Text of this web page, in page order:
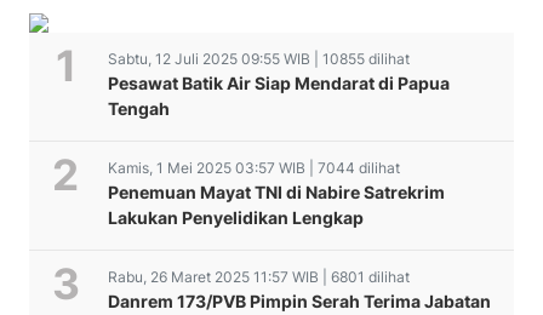
Sabtu, 12 Juli 2025 09:55 WIB | 10855 dilihat
Pesawat Batik Air Siap Mendarat di Papua
Tengah
Kamis, 1 Mei 2025 03:57 WIB | 7044 dilihat
Penemuan Mayat TNI di Nabire Satrekrim
Lakukan Penyelidikan Lengkap
Rabu, 26 Maret 2025 11:57 WIB | 6801 dilihat
Danrem 173/PVB Pimpin Serah Terima Jabatan